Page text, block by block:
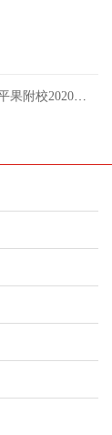
考冲刺动员大会